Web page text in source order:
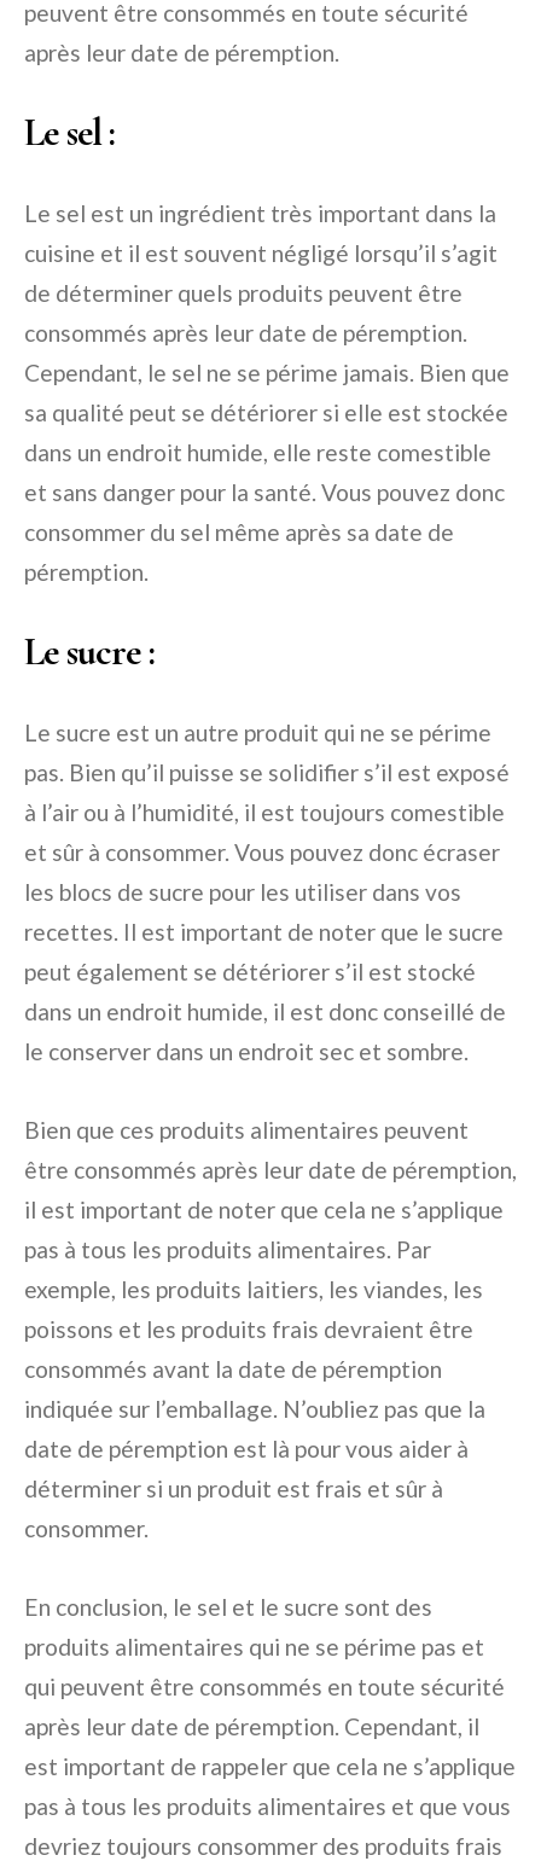
peuvent être consommés en toute sécurité
après leur date de péremption.
Le sel :
Le sel est un ingrédient très important dans la
cuisine et il est souvent négligé lorsqu’il s’agit
de déterminer quels produits peuvent être
consommés après leur date de péremption.
Cependant, le sel ne se périme jamais. Bien que
sa qualité peut se détériorer si elle est stockée
dans un endroit humide, elle reste comestible
et sans danger pour la santé. Vous pouvez donc
consommer du sel même après sa date de
péremption.
Le sucre :
Le sucre est un autre produit qui ne se périme
pas. Bien qu’il puisse se solidifier s’il est exposé
à l’air ou à l’humidité, il est toujours comestible
et sûr à consommer. Vous pouvez donc écraser
les blocs de sucre pour les utiliser dans vos
recettes. Il est important de noter que le sucre
peut également se détériorer s’il est stocké
dans un endroit humide, il est donc conseillé de
le conserver dans un endroit sec et sombre.
Bien que ces produits alimentaires peuvent
être consommés après leur date de péremption,
il est important de noter que cela ne s’applique
pas à tous les produits alimentaires. Par
exemple, les produits laitiers, les viandes, les
poissons et les produits frais devraient être
consommés avant la date de péremption
indiquée sur l’emballage. N’oubliez pas que la
date de péremption est là pour vous aider à
déterminer si un produit est frais et sûr à
consommer.
En conclusion, le sel et le sucre sont des
produits alimentaires qui ne se périme pas et
qui peuvent être consommés en toute sécurité
après leur date de péremption. Cependant, il
est important de rappeler que cela ne s’applique
pas à tous les produits alimentaires et que vous
devriez toujours consommer des produits frais